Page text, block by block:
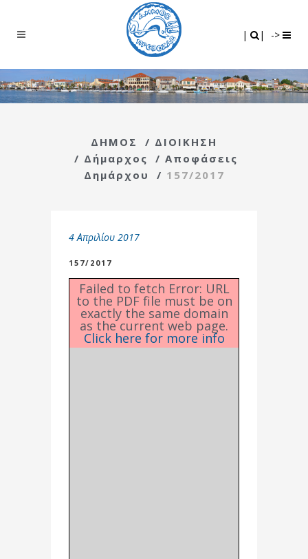
| | ->
ΔΗΜΟΣ / ΔΙΟΙΚΗΣΗ
/ Δήμαρχος / Αποφάσεις
Δημάρχου
/ 157/2017
4 Απριλίου 2017
157/2017
Failed to fetch Error: URL
to the PDF file must be on
exactly the same domain
as the current web page.
Click here for more info